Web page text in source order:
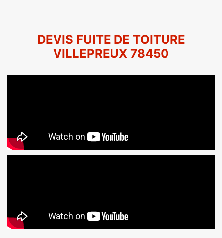
DEVIS FUITE DE TOITURE
VILLEPREUX 78450